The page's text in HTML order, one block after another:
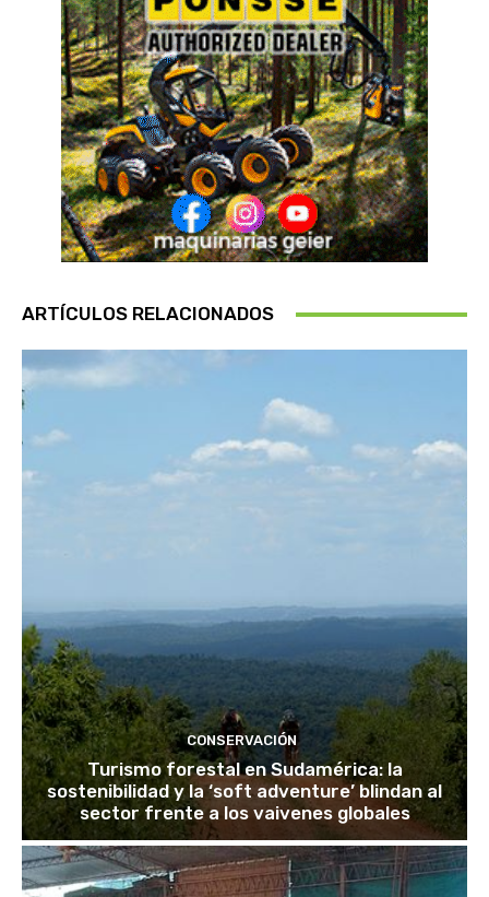
ARTÍCULOS RELACIONADOS
CONSERVACIÓN
Turismo forestal en Sudamérica: la
sostenibilidad y la ‘soft adventure’ blindan al
sector frente a los vaivenes globales